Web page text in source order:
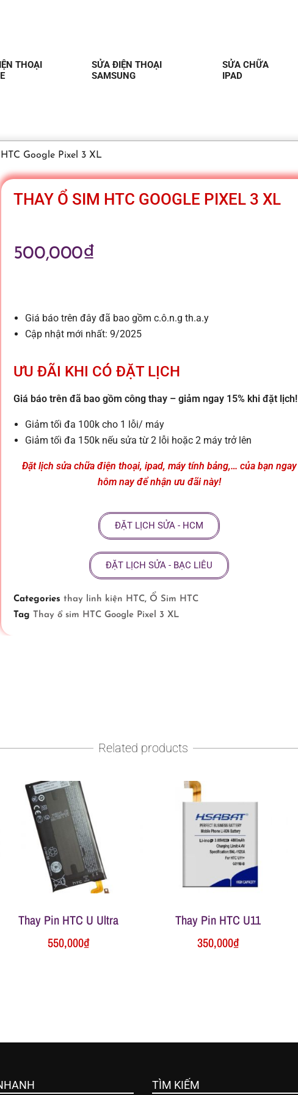
THOẠI
SỬA ĐIỆN THOẠI
SAMSUNG
SỬA CHỮA
IPAD
Google Pixel 3 XL
THAY Ổ SIM HTC GOOGLE PIXEL 3 XL
500,000₫
Giá báo trên đây đã bao gồm c.ô.n.g th.a.y
Cập nhật mới nhất: 9/2025
ƯU ĐÃI KHI CÓ ĐẶT LỊCH
Giá báo trên đã bao gồm công thay – giảm ngay 15% khi đặt lịch!
Giảm tối đa 100k cho 1 lỗi/ máy
Giảm tối đa 150k nếu sửa từ 2 lỗi hoặc 2 máy trở lên
Đặt lịch sửa chữa điện thoại, ipad, máy tính bảng,… của bạn ngay
hôm nay để nhận ưu đãi này!
ĐẶT LỊCH SỬA - HCM
ĐẶT LỊCH SỬA - BẠC LIÊU
Categories thay linh kiện HTC, Ổ Sim HTC
Tag Thay ổ sim HTC Google Pixel 3 XL
Related products
Thay Pin HTC U Ultra
550,000₫
Thay Pin HTC U11
350,000₫
TÌM KIẾM